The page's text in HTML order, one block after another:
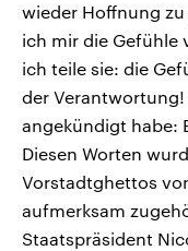
wieder Hoffnung
ich mir die Gefühle
ich teile sie: die
der Verantwortung!
angekündigt habe:
Diesen Worten
Vorstadtghettos
aufmerksam
Staatspräsident